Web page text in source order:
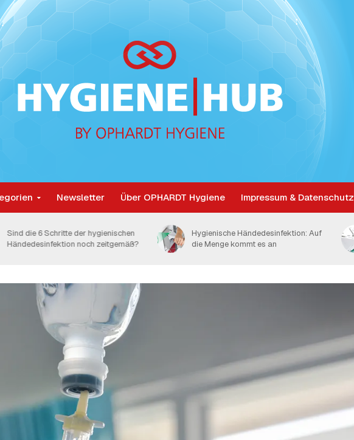
Newsletter Über OPHARDT Hygiene Impressum & Datenschutz
Sind die 6 Schritte der hygienischen
Händedesinfektion noch zeitgemäß?
Hygienische Händedesinfektion: Auf
die Menge kommt es an